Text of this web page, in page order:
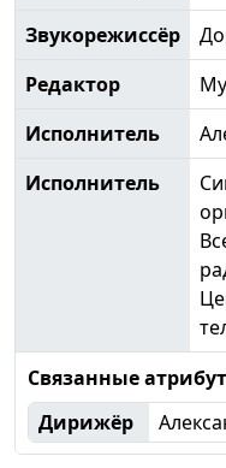
Звукорежиссёр
Редактор
Исполнитель
Исполнитель
Связанные
Дирижёр